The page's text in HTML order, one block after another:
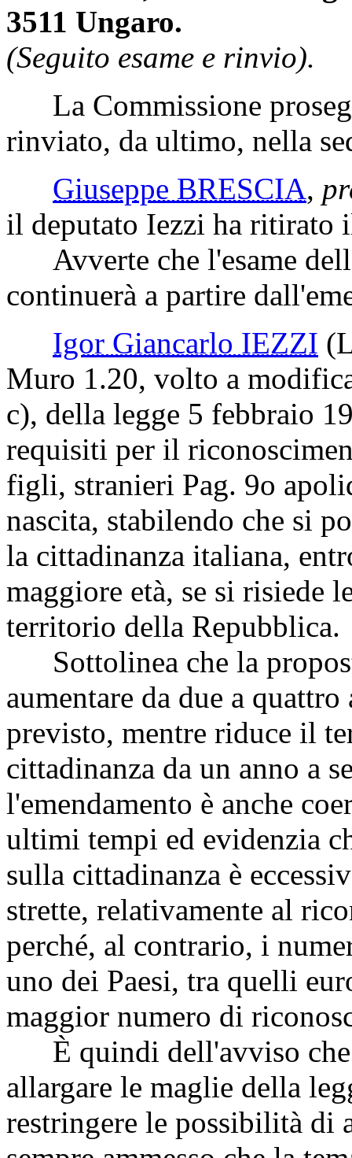
3511 Ungaro.
(Seguito esame e rinvio).
La Commissione
rinviato, da ultimo, nella
Giuseppe BRESCIA,
il deputato Iezzi ha ritirato
Avverte che l'esame
continuerà a partire
Igor Giancarlo IEZZI
Muro 1.20, volto a
c), della legge 5 febbraio
requisiti per il
figli, stranieri Pag. 9o
nascita, stabilendo che si
la cittadinanza italiana,
maggiore età, se si risiede
territorio della Repubblica.
Sottolinea che la
aumentare da due a
previsto, mentre riduce il
cittadinanza da un anno a
l'emendamento è anche
ultimi tempi ed evidenzia
sulla cittadinanza è
strette, relativamente al
perché, al contrario, i
uno dei Paesi, tra quelli
maggior numero di
È quindi dell'avviso che
allargare le maglie della
restringere le possibilità di